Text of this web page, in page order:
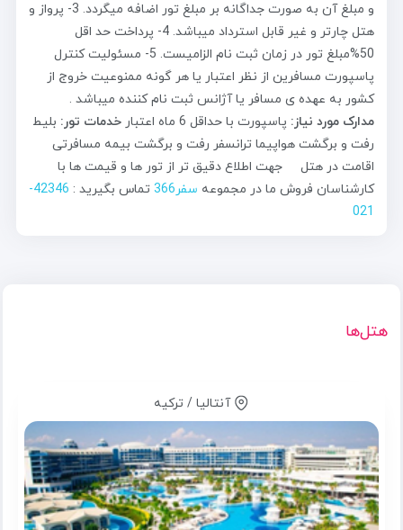
و مبلغ آن به صورت جداگانه بر مبلغ تور اضافه میگردد. 3- پرواز و
هتل چارتر و غیر قابل استرداد میباشد. 4- پرداخت حد اقل
50%مبلغ تور در زمان ثبت نام الزامیست. 5- مسئولیت کنترل
پاسپورت مسافرین از نظر اعتبار یا هر گونه ممنوعیت خروج از
کشور به عهده ی مسافر یا آژانس ثبت نام کننده میباشد .
مدارک مورد نیاز: پاسپورت با حداقل 6 ماه اعتبار خدمات تور: بلیط
رفت و برگشت هواپیما ترانسفر رفت و برگشت بیمه مسافرتی
اقامت در هتل جهت اطلاع دقیق تر از تور ها و قیمت ها با
کارشناسان فروش ما در مجموعه سفر366 تماس بگیرید :
42346-
021
هتل‌ها
آنتالیا / ترکیه